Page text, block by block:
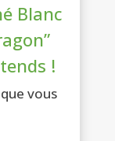
Blanc
!
vous